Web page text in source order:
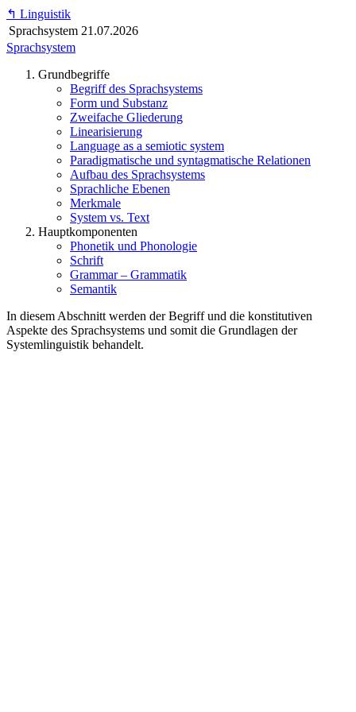
↰ Linguistik
Sprachsystem 21.07.2026
Sprachsystem
Grundbegriffe
Begriff des Sprachsystems
Form und Substanz
Zweifache Gliederung
Linearisierung
Language as a semiotic system
Paradigmatische und syntagmatische Relationen
Aufbau des Sprachsystems
Sprachliche Ebenen
Merkmale
System vs. Text
Hauptkomponenten
Phonetik und Phonologie
Schrift
Grammar – Grammatik
Semantik
In diesem Abschnitt werden der Begriff und die konstitutiven
Aspekte des Sprachsystems und somit die Grundlagen der
Systemlinguistik behandelt.